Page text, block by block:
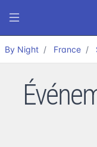
By Night France